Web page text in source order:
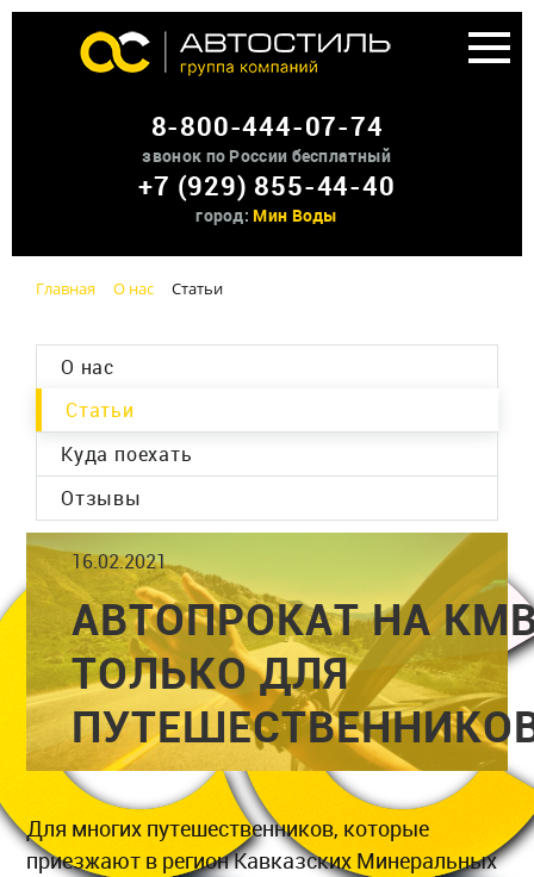
Аренда доп оборудования
О нас
Контакты
8-800-444-07-74
звонок по России бесплатный
+7 (929) 855-44-40
город: Мин Воды
Главная О нас Статьи
О нас
Статьи
Куда поехать
Отзывы
16.02.2021
АВТОПРОКАТ НА
ТОЛЬКО ДЛЯ
Для многих путешественников, которые
приезжают в регион Кавказских Минеральных